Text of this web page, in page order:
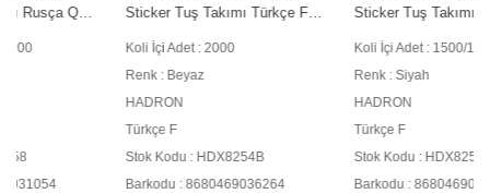
Sticker Tuş Takımı Türkçe F
Koli İçi Adet : 2000
Stok Kodu : HDX8254B
Barkodu : 8680469036264
Sticker Tuş Takımı Türkçe F
Koli İçi Adet : 1500/100
Stok Kodu : HDX8259
Barkodu : 8680469033041